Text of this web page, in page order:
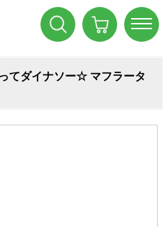
てダイナソー☆ マフラータ